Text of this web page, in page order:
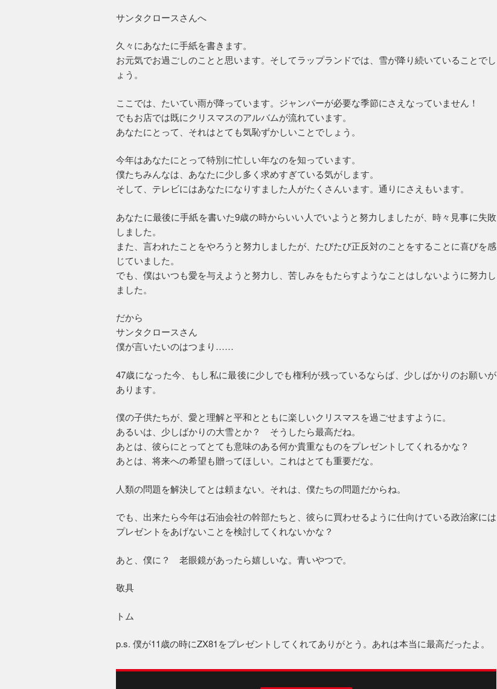
サンタクロースさんへ
久々にあなたに手紙を書きます。
お元気でお過ごしのことと思います。そしてラップランドでは、雪が降り続いていることでし
ょう。
ここでは、たいてい雨が降っています。ジャンパーが必要な季節にさえなっていません！
でもお店では既にクリスマスのアルバムが流れています。
あなたにとって、それはとても気恥ずかしいことでしょう。
今年はあなたにとって特別に忙しい年なのを知っています。
僕たちみんなは、あなたに少し多く求めすぎている気がします。
そして、テレビにはあなたになりすました人がたくさんいます。通りにさえもいます。
あなたに最後に手紙を書いた9歳の時からいい人でいようと努力しましたが、時々見事に失敗
しました。
また、言われたことをやろうと努力しましたが、たびたび正反対のことをすることに喜びを感
じていました。
でも、僕はいつも愛を与えようと努力し、苦しみをもたらすようなことはしないように努力し
ました。
だから
サンタクロースさん
僕が言いたいのはつまり……
47歳になった今、もし私に最後に少しでも権利が残っているならば、少しばかりのお願いが
あります。
僕の子供たちが、愛と理解と平和とともに楽しいクリスマスを過ごせますように。
あるいは、少しばかりの大雪とか？ そうしたら最高だね。
あとは、彼らにとってとても意味のある何か貴重なものをプレゼントしてくれるかな？
あとは、将来への希望も贈ってほしい。これはとても重要だな。
人類の問題を解決してとは頼まない。それは、僕たちの問題だからね。
でも、出来たら今年は石油会社の幹部たちと、彼らに買わせるように仕向けている政治家には
プレゼントをあげないことを検討してくれないかな？
あと、僕に？ 老眼鏡があったら嬉しいな。青いやつで。
敬具
トム
p.s. 僕が11歳の時にZX81をプレゼントしてくれてありがとう。あれは本当に最高だったよ。